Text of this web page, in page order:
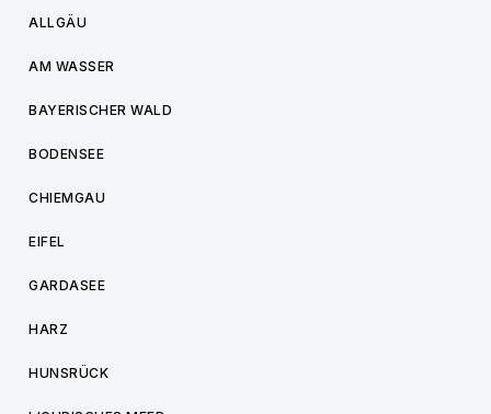
ALLGÄU
AM WASSER
BAYERISCHER WALD
BODENSEE
CHIEMGAU
EIFEL
GARDASEE
HARZ
HUNSRÜCK